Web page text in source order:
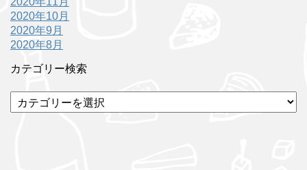
2020年10月
2020年9月
2020年8月
カテゴリー検索
テ